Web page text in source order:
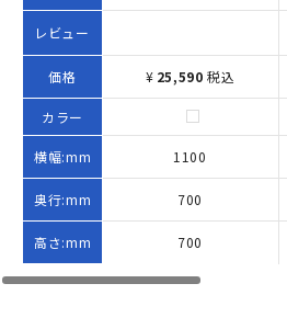
レビュー
価格
カラー
横幅:mm
奥行:mm
高さ:mm
¥ 25,590 税込
1100
700
700